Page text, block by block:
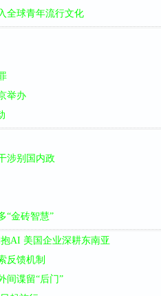
全球青年流行文化
举办
涉别国内政
“金砖智慧”
AI 美国企业深耕东南亚
反馈机制
间谍留“后门”